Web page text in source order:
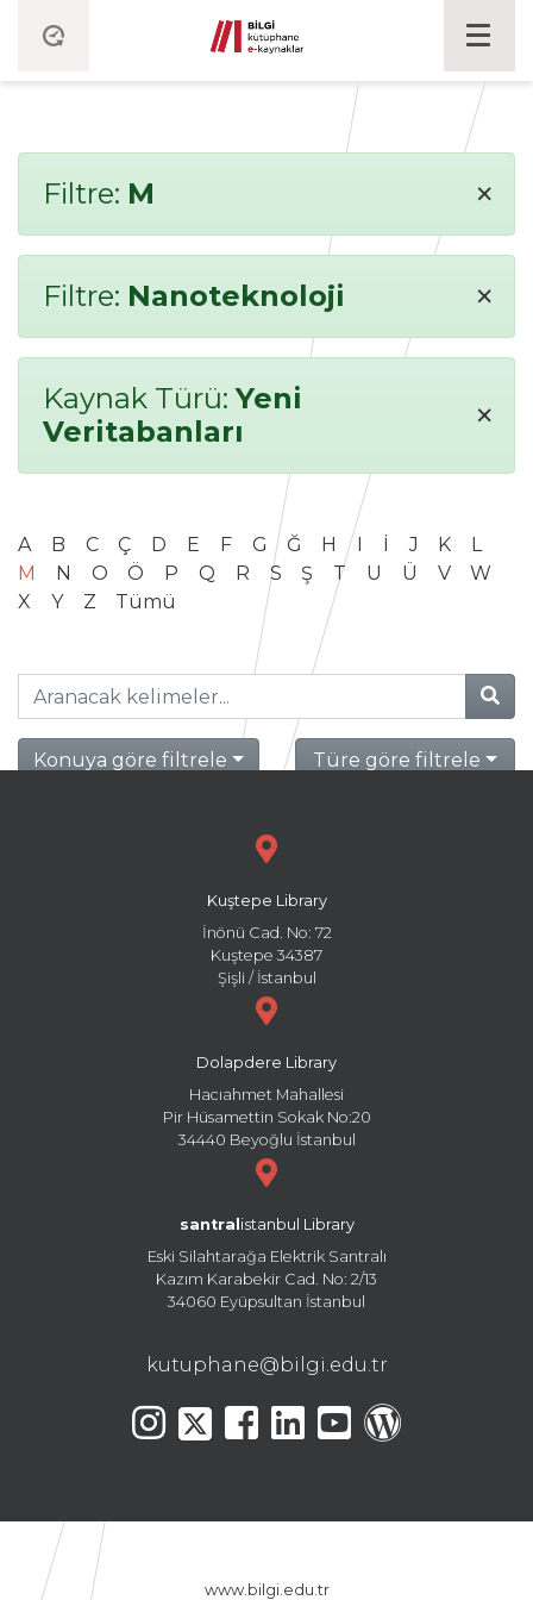
Filtre: M ×
Filtre: Nanoteknoloji ×
Kaynak Türü:Yeni
Veritabanları
×
A B C Ç D E F G Ğ H I İ J K
L
M
N O Ö P Q R S Ş T U Ü V
W
X
Y Z Tümü
Konuya göre filtrele Türe göre filtrele
Kuştepe Library
İnönü Cad. No: 72
Kuştepe 34387
Şişli / İstanbul
Dolapdere Library
Hacıahmet Mahallesi
Pir Hüsamettin Sokak No:20
34440 Beyoğlu İstanbul
santral istanbul Library
Eski Silahtarağa Elektrik Santralı
Kazım Karabekir Cad. No: 2/13
34060 Eyüpsultan İstanbul
kutuphane@bilgi.edu.tr
www.bilgi.edu.tr